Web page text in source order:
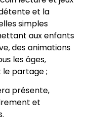
et la
simples
aux enfants
des animations
les âges,
partage ;
présente,
et